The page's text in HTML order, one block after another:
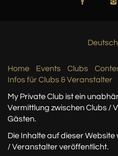
Deutsch
Home Events Clubs
Infos für Clubs & Veranstalter
My Private Club ist ein
Vermittlung zwischen Clubs /
Gästen.
Die Inhalte auf dieser
/ Veranstalter veröffentlicht.